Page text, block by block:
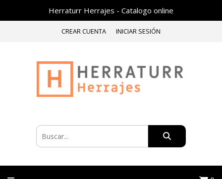
Herraturr Herrajes - Catalogo online
CREAR CUENTA INICIAR SESIÓN